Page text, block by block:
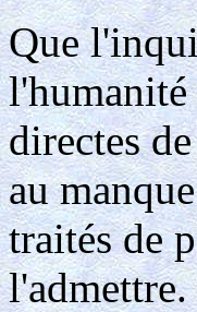
Que
l'humanité
directes
au
traités de